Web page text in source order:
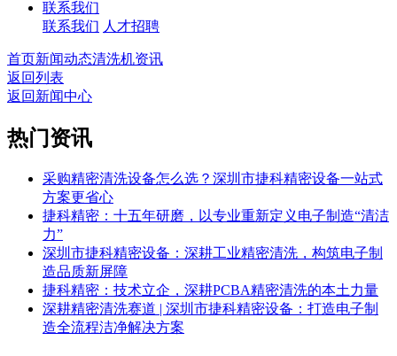
联系我们
联系我们 人才招聘
首页新闻动态清洗机资讯
返回列表
返回新闻中心
热门资讯
采购精密清洗设备怎么选？深圳市捷科精密设备一站式
方案更省心
捷科精密：十五年研磨，以专业重新定义电子制造“清洁
力”
深圳市捷科精密设备：深耕工业精密清洗，构筑电子制
造品质新屏障
捷科精密：技术立企，深耕PCBA精密清洗的本土力量
深耕精密清洗赛道 | 深圳市捷科精密设备：打造电子制
造全流程洁净解决方案